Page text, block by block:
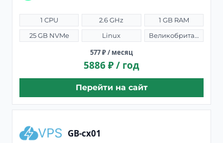
1 CPU 2.6 GHz
1 GB RAM
25 GB NVMe
Linux Великобритания
577 ₽ / месяц
5886 ₽ / год
Перейти на сайт
GB-cx01